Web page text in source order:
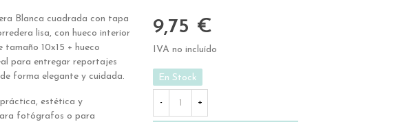
Blanca cuadrada con tapa
lisa, con hueco interior
10x15 + hueco
para entregar reportajes
forma elegante y cuidada.
estética y
fotógrafos o para
9,75 €
IVA no incluído
En Stock
- +